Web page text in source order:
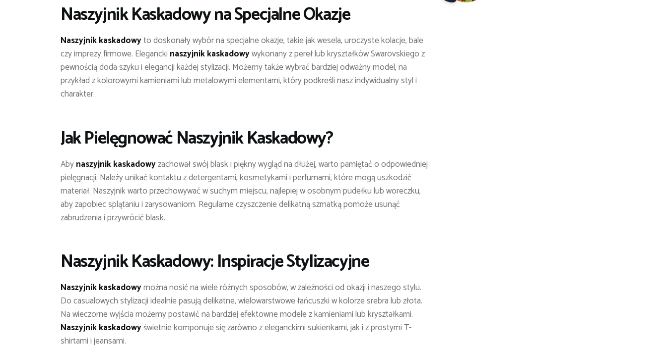
Naszyjnik Kaskadowy na Specjalne Okazje
Naszyjnik kaskadowyto doskonały wybór na specjalne okazje, takie jak wesela, uroczyste kolacje, bale
czy imprezy firmowe. Elegancki naszyjnik kaskadowywykonany z pereł lub kryształków Swarovskiego z
pewnością doda szyku i elegancji każdej stylizacji. Możemy także wybrać bardziej odważny model, na
przykład z kolorowymi kamieniami lub metalowymi elementami, który podkreśli nasz indywidualny styl i
charakter.
Jak Pielęgnować Naszyjnik Kaskadowy?
Abynaszyjnik kaskadowyzachował swój blask i piękny wygląd na dłużej, warto pamiętać o odpowiedniej
pielęgnacji. Należy unikać kontaktu z detergentami, kosmetykami i perfumami, które mogą uszkodzić
materiał. Naszyjnik warto przechowywać w suchym miejscu, najlepiej w osobnym pudełku lub woreczku,
aby zapobiec splątaniu i zarysowaniom. Regularne czyszczenie delikatną szmatką pomoże usunąć
zabrudzenia i przywrócić blask.
Naszyjnik Kaskadowy: Inspiracje Stylizacyjne
Naszyjnik kaskadowymożna nosić na wiele różnych sposobów, w zależności od okazji i naszego stylu.
Do casualowych stylizacji idealnie pasują delikatne, wielowarstwowe łańcuszki w kolorze srebra lub złota.
Na wieczorne wyjścia możemy postawić na bardziej efektowne modele z kamieniami lub kryształkami.
Naszyjnik kaskadowyświetnie komponuje się zarówno z eleganckimi sukienkami, jak i z prostymi T-
shirtami i jeansami.